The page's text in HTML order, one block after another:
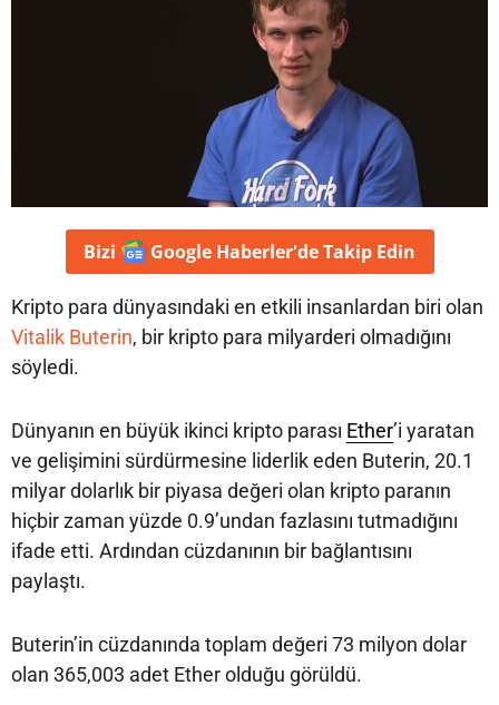
Bizi Google Haberler'deTakip Edin
Kripto para dünyasındaki en etkili insanlardan biri olan
Vitalik Buterin, bir kripto para milyarderi olmadığını
söyledi.
Dünyanın en büyük ikinci kripto parası Ether’i yaratan
ve gelişimini sürdürmesine liderlik eden Buterin, 20.1
milyar dolarlık bir piyasa değeri olan kripto paranın
hiçbir zaman yüzde 0.9’undan fazlasını tutmadığını
ifade etti. Ardından cüzdanının bir bağlantısını
paylaştı.
Buterin’in cüzdanında toplam değeri 73 milyon dolar
olan 365,003 adet Ether olduğu görüldü.